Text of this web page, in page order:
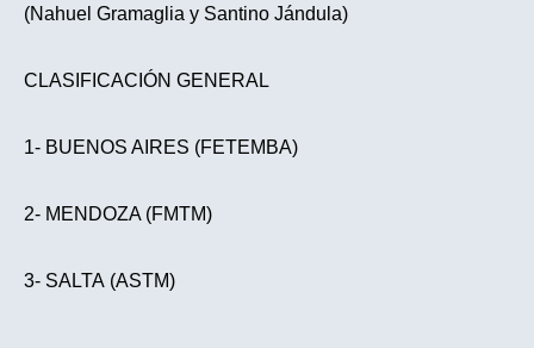
(Nahuel Gramaglia y Santino Jándula)
CLASIFICACIÓN GENERAL
1- BUENOS AIRES (FETEMBA)
2- MENDOZA (FMTM)
3- SALTA (ASTM)